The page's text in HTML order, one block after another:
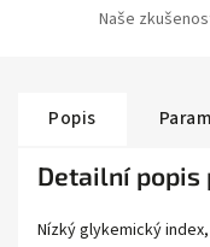
Naše
Popis
Detailní popis
Nízký glykemický